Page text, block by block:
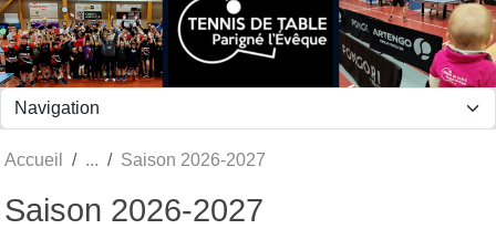
Accueil Saison 2026-2027
Saison 2026-2027
Panneau de gestion des cookies